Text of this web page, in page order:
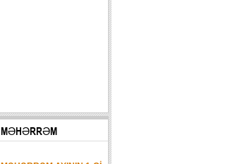
MƏHƏRRƏM